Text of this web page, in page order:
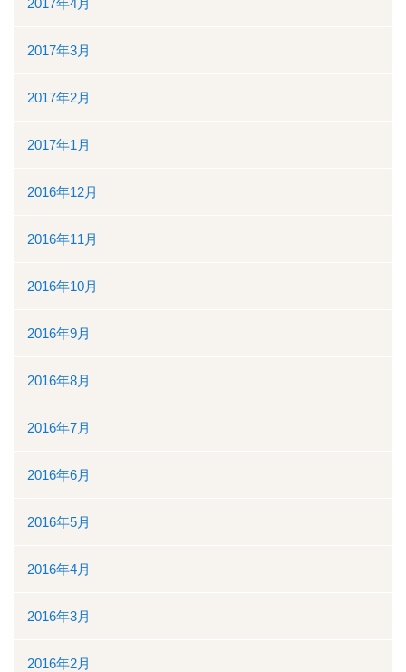
2017年4月
2017年3月
2017年2月
2017年1月
2016年12月
2016年11月
2016年10月
2016年9月
2016年8月
2016年7月
2016年6月
2016年5月
2016年4月
2016年3月
2016年2月